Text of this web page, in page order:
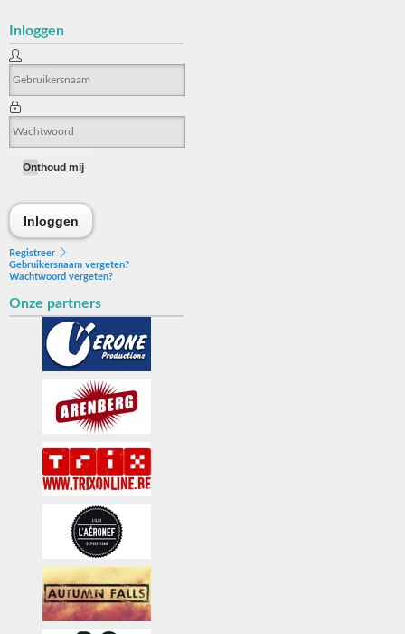
Inloggen
Onthoud mij
Inloggen
Registreer
Gebruikersnaam vergeten?
Wachtwoord vergeten?
Onze partners